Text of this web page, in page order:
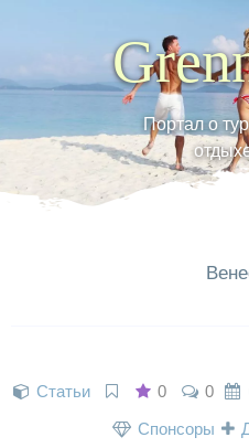
Портал о
Статьи 0 0
Спонсоры